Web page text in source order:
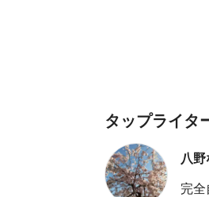
タップライタ
八
完